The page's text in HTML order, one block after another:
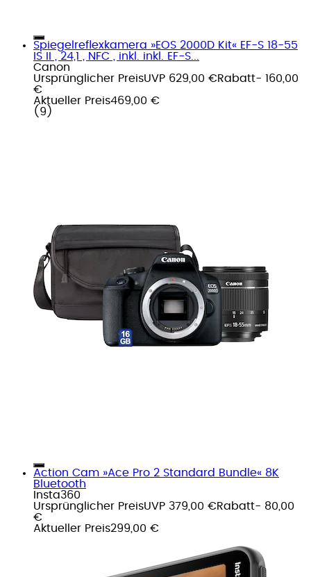
Spiegelreflexkamera »EOS 2000D Kit« EF-S 18-55
IS II , 24,1 , NFC , inkl. inkl. EF-S...
Canon
Ursprünglicher PreisUVP 629,00 €Rabatt- 160,00
€
Aktueller Preis469,00 €
( 9 )
Action Cam »Ace Pro 2 Standard Bundle« 8K
Bluetooth
Insta360
Ursprünglicher PreisUVP 379,00 €Rabatt- 80,00
€
Aktueller Preis299,00 €